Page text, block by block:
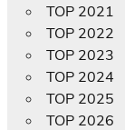
TOP 2021
TOP 2022
TOP 2023
TOP 2024
TOP 2025
TOP 2026